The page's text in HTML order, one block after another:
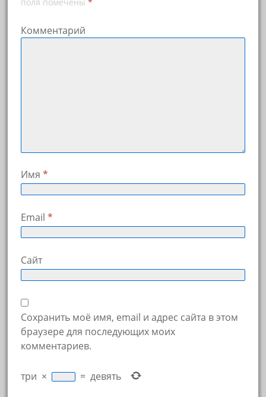
Комментарий
Имя *
Email *
Сайт
Сохранить моё имя, email и адрес сайта в этом
браузере для последующих моих
комментариев.
три × = девять